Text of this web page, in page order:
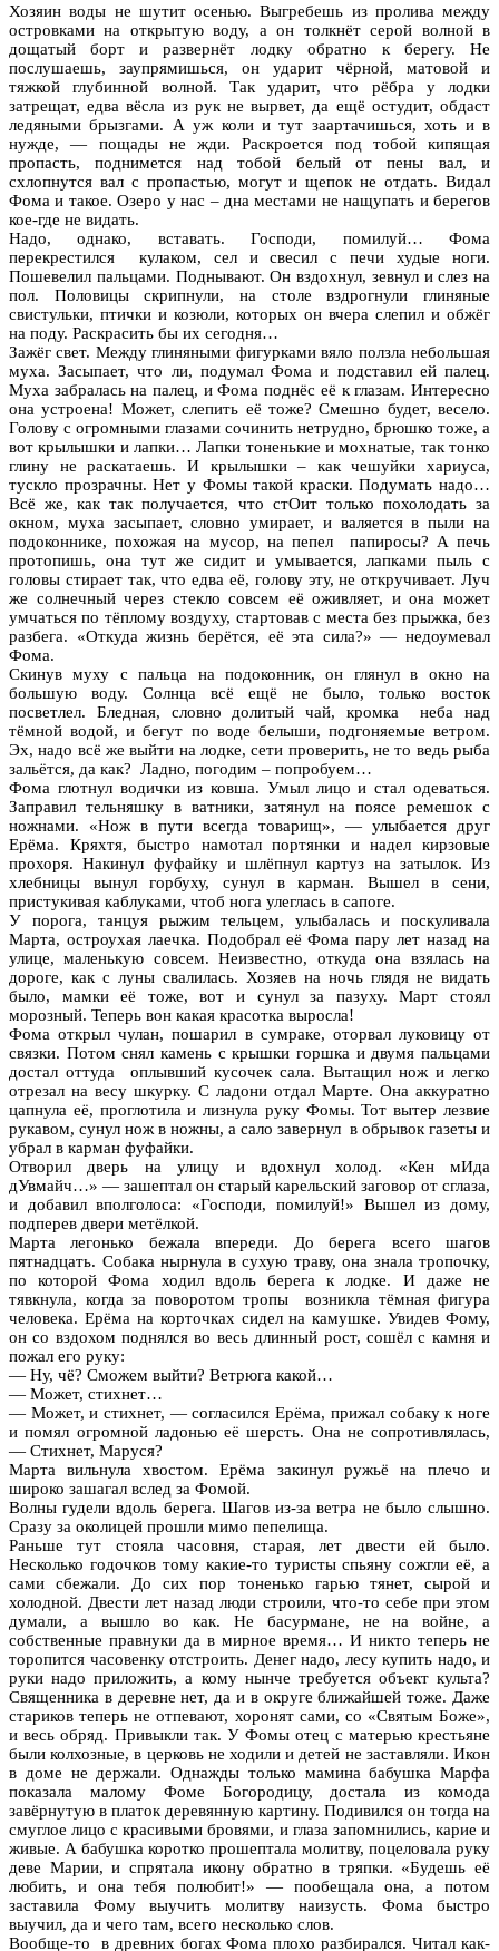
Хозяин воды не шутит осенью. Выгребешь из пролива между
островками на открытую воду, а он толкнёт серой волной в
дощатый борт и развернёт лодку обратно к берегу. Не
послушаешь, заупрямишься, он ударит чёрной, матовой и
тяжкой глубинной волной. Так ударит, что рёбра у лодки
затрещат, едва вёсла из рук не вырвет, да ещё остудит, обдаст
ледяными брызгами. А уж коли и тут заартачишься, хоть и в
нужде, — пощады не жди. Раскроется под тобой кипящая
пропасть, поднимется над тобой белый от пены вал, и
схлопнутся вал с пропастью, могут и щепок не отдать. Видал
Фома и такое. Озеро у нас – дна местами не нащупать и берегов
кое-где не видать.
Надо, однако, вставать. Господи, помилуй… Фома
перекрестился кулаком, сел и свесил с печи худые ноги.
Пошевелил пальцами. Поднывают. Он вздохнул, зевнул и слез на
пол. Половицы скрипнули, на столе вздрогнули глиняные
свистульки, птички и козюли, которых он вчера слепил и обжёг
на поду. Раскрасить бы их сегодня…
Зажёг свет. Между глиняными фигурками вяло ползла небольшая
муха. Засыпает, что ли, подумал Фома и подставил ей палец.
Муха забралась на палец, и Фома поднёс её к глазам. Интересно
она устроена! Может, слепить её тоже? Смешно будет, весело.
Голову с огромными глазами сочинить нетрудно, брюшко тоже, а
вот крылышки и лапки… Лапки тоненькие и мохнатые, так тонко
глину не раскатаешь. И крылышки – как чешуйки хариуса,
тускло прозрачны. Нет у Фомы такой краски. Подумать надо…
Всё же, как так получается, что стОит только похолодать за
окном, муха засыпает, словно умирает, и валяется в пыли на
подоконнике, похожая на мусор, на пепел папиросы? А печь
протопишь, она тут же сидит и умывается, лапками пыль с
головы стирает так, что едва её, голову эту, не откручивает. Луч
же солнечный через стекло совсем её оживляет, и она может
умчаться по тёплому воздуху, стартовав с места без прыжка, без
разбега. «Откуда жизнь берётся, её эта сила?» — недоумевал
Фома.
Скинув муху с пальца на подоконник, он глянул в окно на
большую воду. Солнца всё ещё не было, только восток
посветлел. Бледная, словно долитый чай, кромка неба над
тёмной водой, и бегут по воде белыши, подгоняемые ветром.
Эх, надо всё же выйти на лодке, сети проверить, не то ведь рыба
зальётся, да как? Ладно, погодим – попробуем…
Фома глотнул водички из ковша. Умыл лицо и стал одеваться.
Заправил тельняшку в ватники, затянул на поясе ремешок с
ножнами. «Нож в пути всегда товарищ», — улыбается друг
Ерёма. Кряхтя, быстро намотал портянки и надел кирзовые
прохоря. Накинул фуфайку и шлёпнул картуз на затылок. Из
хлебницы вынул горбуху, сунул в карман. Вышел в сени,
пристукивая каблуками, чтоб нога улеглась в сапоге.
У порога, танцуя рыжим тельцем, улыбалась и поскуливала
Марта, остроухая лаечка. Подобрал её Фома пару лет назад на
улице, маленькую совсем. Неизвестно, откуда она взялась на
дороге, как с луны свалилась. Хозяев на ночь глядя не видать
было, мамки её тоже, вот и сунул за пазуху. Март стоял
морозный. Теперь вон какая красотка выросла!
Фома открыл чулан, пошарил в сумраке, оторвал луковицу от
связки. Потом снял камень с крышки горшка и двумя пальцами
достал оттуда оплывший кусочек сала. Вытащил нож и легко
отрезал на весу шкурку. С ладони отдал Марте. Она аккуратно
цапнула её, проглотила и лизнула руку Фомы. Тот вытер лезвие
рукавом, сунул нож в ножны, а сало завернул в обрывок газеты и
убрал в карман фуфайки.
Отворил дверь на улицу и вдохнул холод. «Кен мИда
дУвмайч…» — зашептал он старый карельский заговор от сглаза,
и добавил вполголоса: «Господи, помилуй!» Вышел из дому,
подперев двери метёлкой.
Марта легонько бежала впереди. До берега всего шагов
пятнадцать. Собака нырнула в сухую траву, она знала тропочку,
по которой Фома ходил вдоль берега к лодке. И даже не
тявкнула, когда за поворотом тропы возникла тёмная фигура
человека. Ерёма на корточках сидел на камушке. Увидев Фому,
он со вздохом поднялся во весь длинный рост, сошёл с камня и
пожал его руку:
— Ну, чё? Сможем выйти? Ветрюга какой…
— Может, стихнет…
— Может, и стихнет, — согласился Ерёма, прижал собаку к ноге
и помял огромной ладонью её шерсть. Она не сопротивлялась,
— Стихнет, Маруся?
Марта вильнула хвостом. Ерёма закинул ружьё на плечо и
широко зашагал вслед за Фомой.
Волны гудели вдоль берега. Шагов из-за ветра не было слышно.
Сразу за околицей прошли мимо пепелища.
Раньше тут стояла часовня, старая, лет двести ей было.
Несколько годочков тому какие-то туристы спьяну сожгли её, а
сами сбежали. До сих пор тоненько гарью тянет, сырой и
холодной. Двести лет назад люди строили, что-то себе при этом
думали, а вышло во как. Не басурмане, не на войне, а
собственные правнуки да в мирное время… И никто теперь не
торопится часовенку отстроить. Денег надо, лесу купить надо, и
руки надо приложить, а кому нынче требуется объект культа?
Священника в деревне нет, да и в округе ближайшей тоже. Даже
стариков теперь не отпевают, хоронят сами, со «Святым Боже»,
и весь обряд. Привыкли так. У Фомы отец с матерью крестьяне
были колхозные, в церковь не ходили и детей не заставляли. Икон
в доме не держали. Однажды только мамина бабушка Марфа
показала малому Фоме Богородицу, достала из комода
завёрнутую в платок деревянную картину. Подивился он тогда на
смуглое лицо с красивыми бровями, и глаза запомнились, карие и
живые. А бабушка коротко прошептала молитву, поцеловала руку
деве Марии, и спрятала икону обратно в тряпки. «Будешь её
любить, и она тебя полюбит!» — пообещала она, а потом
заставила Фому выучить молитву наизусть. Фома быстро
выучил, да и чего там, всего несколько слов.
Вообще-то в древних богах Фома плохо разбирался. Читал как-